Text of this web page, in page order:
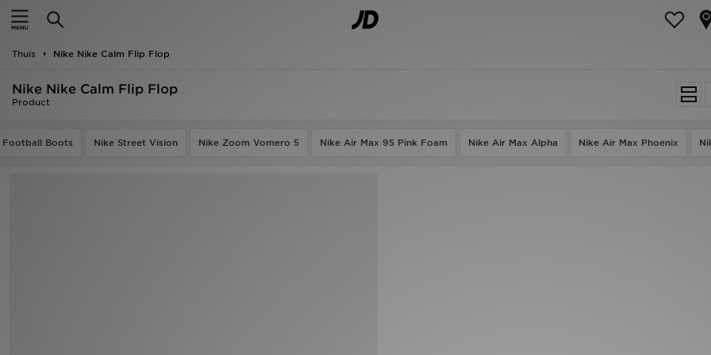
Thuis Nike Nike Calm Flip Flop
Nike Nike Calm Flip Flop
Product
Football Boots Nike Street Vision Nike Zoom Vomero 5 Nike Air Max 95 Pink Foam Nike Air Max Alpha Nike Air Max Phoenix
New In
Dames